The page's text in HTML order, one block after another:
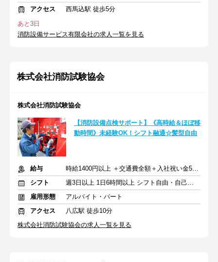
アクセス
西馬込駅 徒歩5分
あと3日
消防設備サービス有限会社の求人一覧を見る
株式会社消防試験協会
株式会社消防試験協会
【消防設備点検サポート】《高時給＆ほぼ移
動時間》未経験OK！シフト融通☆髪型自由
給与
時給1400円以上 ＋交通費全額＋入社祝い金5万円
シフト
週3日以上 1日6時間以上 シフト自由・自己申告
雇用形態
アルバイト・パート
アクセス
八広駅 徒歩10分
株式会社消防試験協会の求人一覧を見る